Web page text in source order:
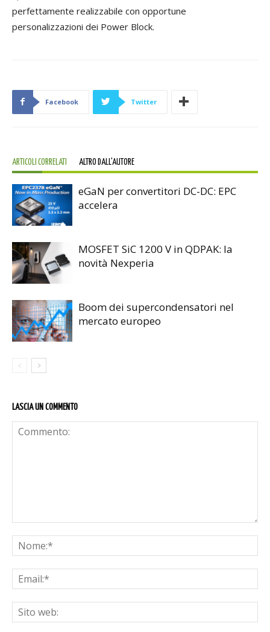
perfettamente realizzabile con opportune
personalizzazioni dei Power Block.
Facebook Twitter
ARTICOLI CORRELATI ALTRO DALL'AUTORE
eGaN per convertitori DC-DC: EPC
accelera
MOSFET SiC 1200 V in QDPAK: la
novità Nexperia
Boom dei supercondensatori nel
mercato europeo
LASCIA UN COMMENTO